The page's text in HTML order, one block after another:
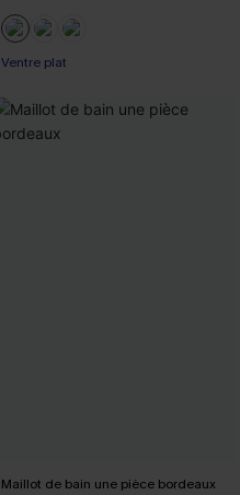
Ventre plat
Maillot de bain une pièce bordeaux